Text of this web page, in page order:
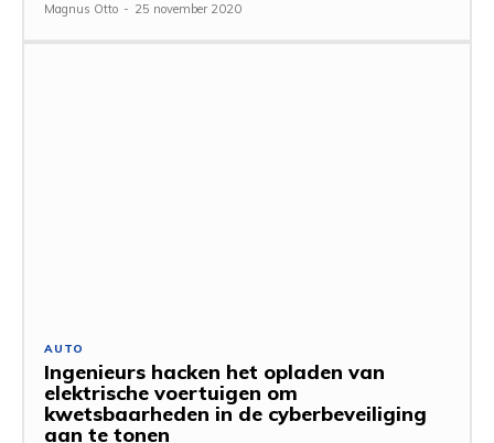
Magnus Otto - 25 november 2020
AUTO
Ingenieurs hacken het opladen van
elektrische voertuigen om
kwetsbaarheden in de cyberbeveiliging
aan te tonen